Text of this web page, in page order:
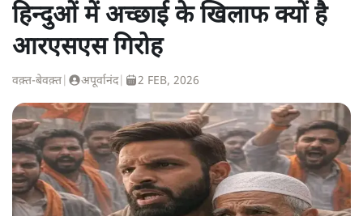
हिन्दुओं में अच्छाई के खिलाफ क्यों है
आरएसएस गिरोह
वक़्त-बेवक़्त अपूर्वानंद| 2 FEB, 2026